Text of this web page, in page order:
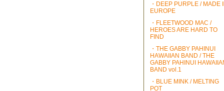
・DEEP PURPLE / MADE
EUROPE
・FLEETWOOD MAC /
HEROES ARE HARD TO
FIND
・THE GABBY PAHINUI
HAWAIIAN BAND / THE
GABBY PAHINUI
BAND vol.1
・BLUE MINK / MELTING
POT